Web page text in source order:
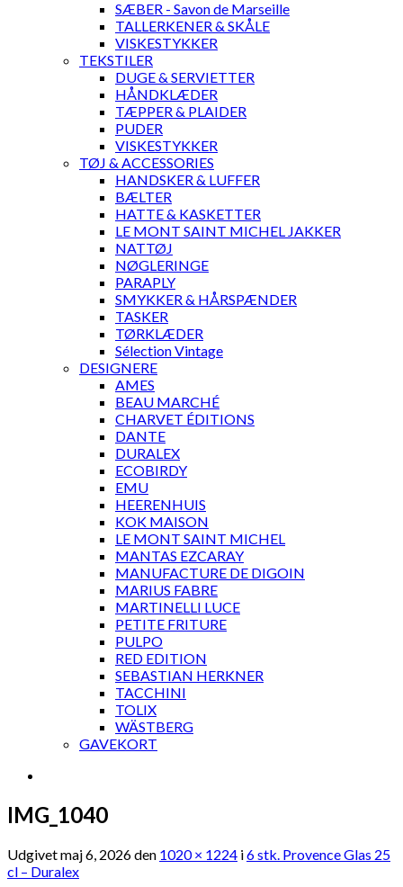
SÆBER - Savon de Marseille
TALLERKENER & SKÅLE
VISKESTYKKER
TEKSTILER
DUGE & SERVIETTER
HÅNDKLÆDER
TÆPPER & PLAIDER
PUDER
VISKESTYKKER
TØJ & ACCESSORIES
HANDSKER & LUFFER
BÆLTER
HATTE & KASKETTER
LE MONT SAINT MICHEL JAKKER
NATTØJ
NØGLERINGE
PARAPLY
SMYKKER & HÅRSPÆNDER
TASKER
TØRKLÆDER
Sélection Vintage
DESIGNERE
AMES
BEAU MARCHÉ
CHARVET ÉDITIONS
DANTE
DURALEX
ECOBIRDY
EMU
HEERENHUIS
KOK MAISON
LE MONT SAINT MICHEL
MANTAS EZCARAY
MANUFACTURE DE DIGOIN
MARIUS FABRE
MARTINELLI LUCE
PETITE FRITURE
PULPO
RED EDITION
SEBASTIAN HERKNER
TACCHINI
TOLIX
WÄSTBERG
GAVEKORT
IMG_1040
Udgivetmaj 6, 2026den 1020 × 1224 i6 stk. Provence Glas 25
cl – Duralex